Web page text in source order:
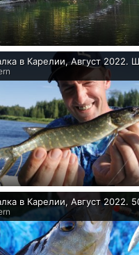
в Карелии, Август 2022.
в Карелии, Август 2022.